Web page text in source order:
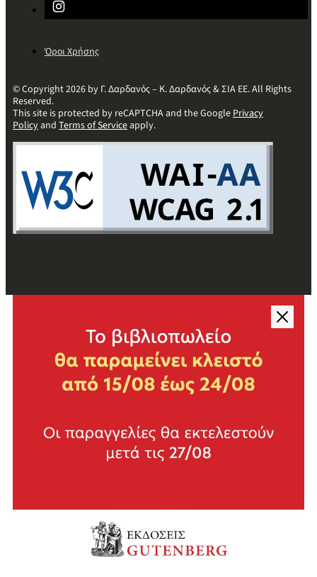
Όροι Χρήσης
© Copyright 2026 by Γ. Δαρδανός – Κ. Δαρδανός & ΣΙΑ ΕΕ. All Rights
Reserved.
This site is protected by reCAPTCHA and the GooglePrivacy
Policyand Terms of Serviceapply.